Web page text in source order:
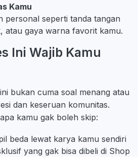
Kamu
personal seperti tanda tangan
atau gaya warna favorit kamu.
Ini Wajib Kamu
bukan cuma soal menang atau
dan keseruan komunitas.
kamu gak boleh skip:
beda lewat karya kamu sendiri
yang gak bisa dibeli di Shop